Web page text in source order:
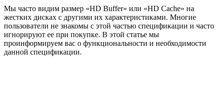
Мы часто видим размер «HD Buffer» или «HD Cache» на
жестких дисках с другими их характеристиками. Многие
пользователи не знакомы с этой частью спецификации и часто
игнорируют ее при покупке. В этой статье мы
проинформируем вас о функциональности и необходимости
данной спецификации.